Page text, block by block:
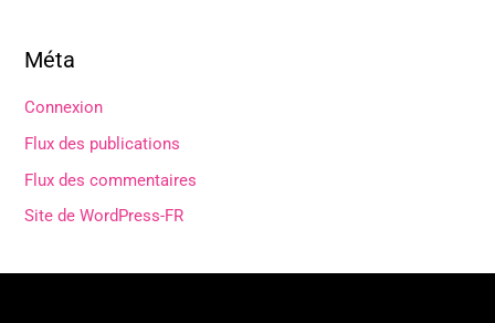
Méta
Connexion
Flux des publications
Flux des commentaires
Site de WordPress-FR